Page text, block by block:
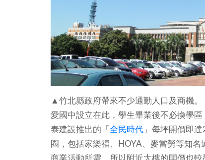
▲竹北縣政府帶來不少通勤人口及商機
愛國中設立在此，學生畢業後不必換學
泰建設推出的「 全民時代 」每坪開價即
圈，包括家樂福、HOYA、麥當勞等知
商業活動所需，所以附近大樓的開價也較